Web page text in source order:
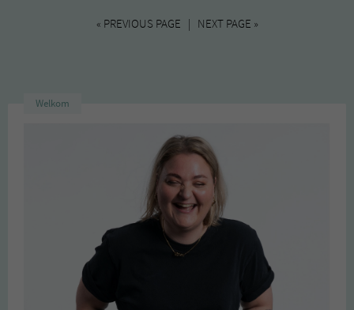
« PREVIOUS PAGE | NEXT PAGE »
Welkom